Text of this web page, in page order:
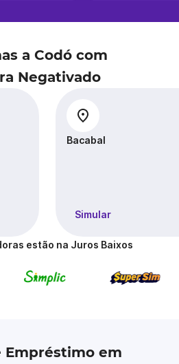
a Codó com
Negativado
Bacabal
Simular
estão na Juros Baixos
em